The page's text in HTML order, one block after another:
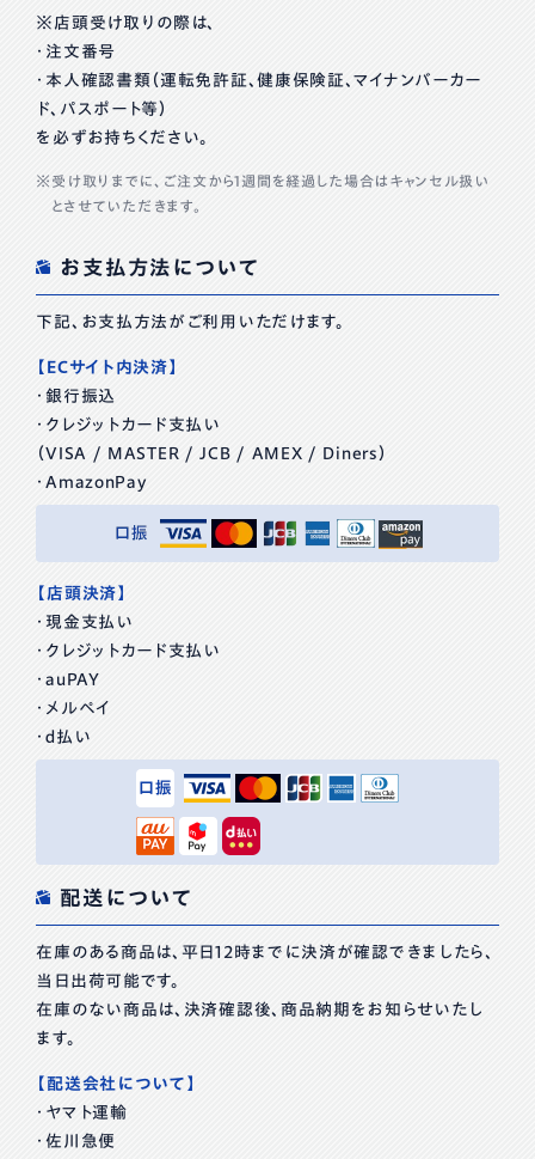
※店頭受け取りの際は、
・注文番号
・本人確認書類（運転免許証、健康保険証、マイナンバーカー
ド、パスポート等）
を必ずお持ちください。
受け取りまでに、ご注文から1週間を経過した場合はキャンセル扱い
とさせていただきます。
お支払方法について
下記、お支払方法がご利用いただけます。
【ECサイト内決済】
・銀行振込
・クレジットカード支払い
（VISA / MASTER / JCB / AMEX / Diners）
・AmazonPay
【店頭決済】
・現金支払い
・クレジットカード支払い
・auPAY
・メルペイ
・ｄ払い
配送について
在庫のある商品は、平日12時までに決済が確認できましたら、
当日出荷可能です。
在庫のない商品は、決済確認後、商品納期をお知らせいたし
ます。
【配送会社について】
・ヤマト運輸
・佐川急便